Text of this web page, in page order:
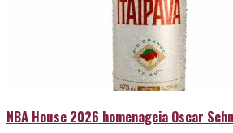
NBA House 2026 homenageia Oscar